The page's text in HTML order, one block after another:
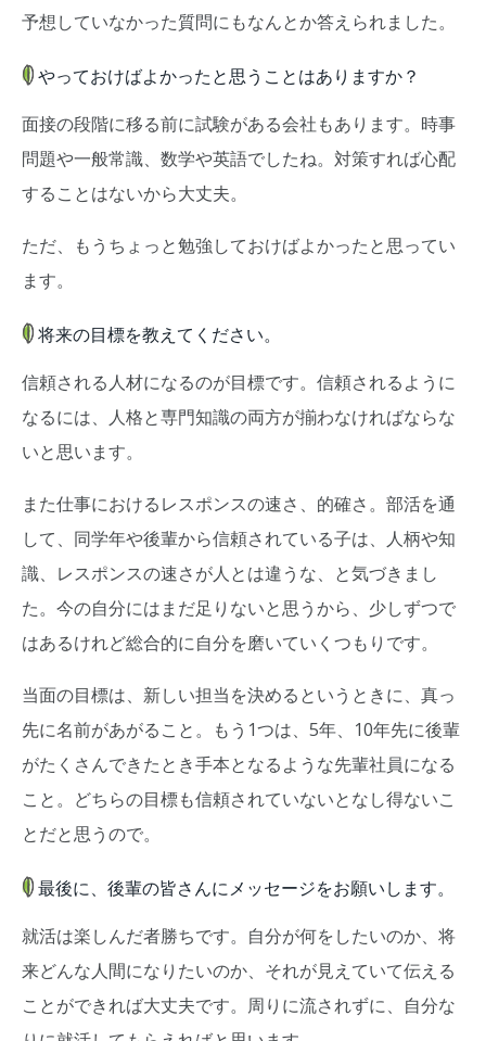
予想していなかった質問にもなんとか答えられました。
やっておけばよかったと思うことはありますか？
面接の段階に移る前に試験がある会社もあります。時事
問題や一般常識、数学や英語でしたね。対策すれば心配
することはないから大丈夫。
ただ、もうちょっと勉強しておけばよかったと思ってい
ます。
将来の目標を教えてください。
信頼される人材になるのが目標です。信頼されるように
なるには、人格と専門知識の両方が揃わなければならな
いと思います。
また仕事におけるレスポンスの速さ、的確さ。部活を通
して、同学年や後輩から信頼されている子は、人柄や知
識、レスポンスの速さが人とは違うな、と気づきまし
た。今の自分にはまだ足りないと思うから、少しずつで
はあるけれど総合的に自分を磨いていくつもりです。
当面の目標は、新しい担当を決めるというときに、真っ
先に名前があがること。もう1つは、5年、10年先に後輩
がたくさんできたとき手本となるような先輩社員になる
こと。どちらの目標も信頼されていないとなし得ないこ
とだと思うので。
最後に、後輩の皆さんにメッセージをお願いします。
就活は楽しんだ者勝ちです。自分が何をしたいのか、将
来どんな人間になりたいのか、それが見えていて伝える
ことができれば大丈夫です。周りに流されずに、自分な